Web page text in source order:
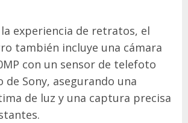
experiencia de retratos, el
también incluye una cámara
con un sensor de telefoto
de Sony, asegurando una
de luz y una captura precisa